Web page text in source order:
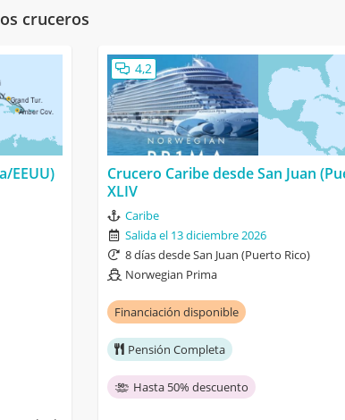
cruceros
EEUU)
4,2
Crucero Caribe desde San Juan
XLIV
Caribe
Salida el 13 diciembre 2026
8 días desde San Juan (Puerto Rico)
Norwegian Prima
Financiación disponible
Pensión Completa
Hasta 50% descuento